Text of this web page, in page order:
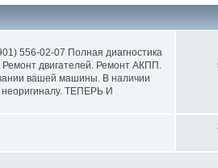
556-02-07 Полная диагностика
двигателей. Ремонт АКПП.
вашей машины. В наличии
неоригиналу. ТЕПЕРЬ И